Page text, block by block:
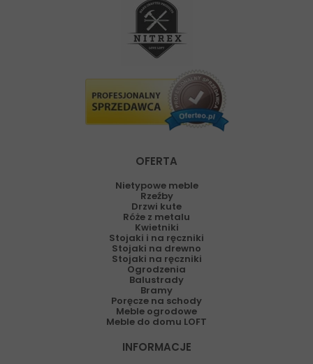
OFERTA
Nietypowe meble
Rzeźby
Drzwi kute
Róże z metalu
Kwietniki
Stojaki i na ręczniki
Stojaki na drewno
Stojaki na ręczniki
Ogrodzenia
Balustrady
Bramy
Poręcze na schody
Meble ogrodowe
Meble do domu LOFT
INFORMACJE